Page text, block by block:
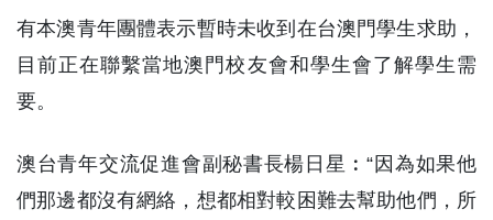
有本澳青年團體表示暫時未收到在台澳門學生求助，
目前正在聯繫當地澳門校友會和學生會了解學生需
要。
澳台青年交流促進會副秘書長楊日星︰“因為如果他
們那邊都沒有網絡，想都相對較困難去幫助他們，所